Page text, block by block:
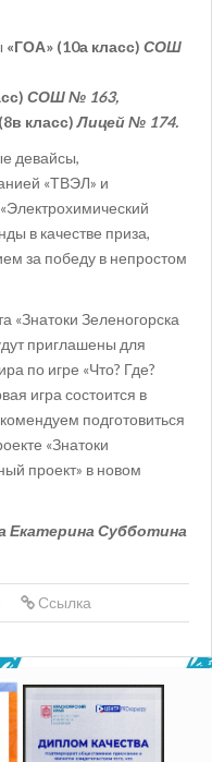
«ГОА» (10а класс) СОШ
СОШ № 163,
класс)Лицей № 174.
девайсы,
«ТВЭЛ» и
в качестве приза,
за победу в непростом
«Знатоки Зеленогорска
приглашены для
по игре «Что? Где?
игра состоится в
подготовиться
«Знатоки
проект» в новом
Екатерина Субботина
Ссылка